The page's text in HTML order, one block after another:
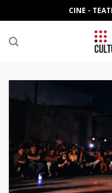
to
content
CINE -